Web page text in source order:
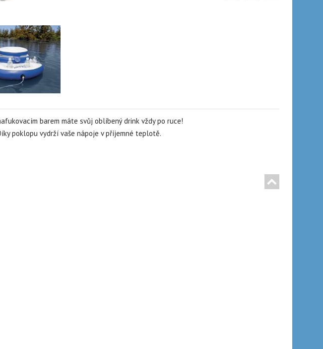
barem máte svůj oblíbený drink vždy po ruce!
poklopu vydrží vaše nápoje v příjemné teplotě.